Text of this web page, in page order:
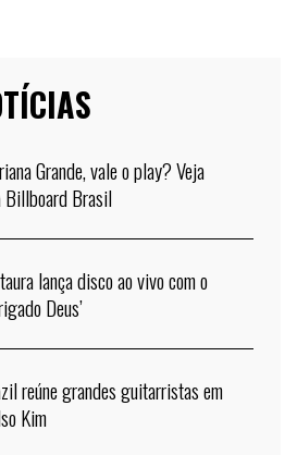
Grande, vale o play? Veja
Billboard Brasil
lança disco ao vivo com o
Deus’
reúne grandes guitarristas em
Kim